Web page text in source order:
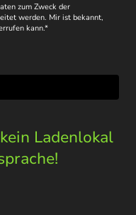
zum Zweck der
werden. Mir ist bekannt,
kann.*
Ladenlokal